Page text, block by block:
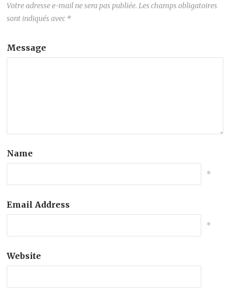
Votre adresse e-mail ne sera pas publiée. Les champs obligatoires
sont indiqués avec *
Message
Name
*
Email Address
*
Website